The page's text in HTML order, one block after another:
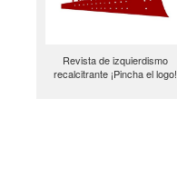
Revista de izquierdismo
recalcitrante ¡Pincha el logo!